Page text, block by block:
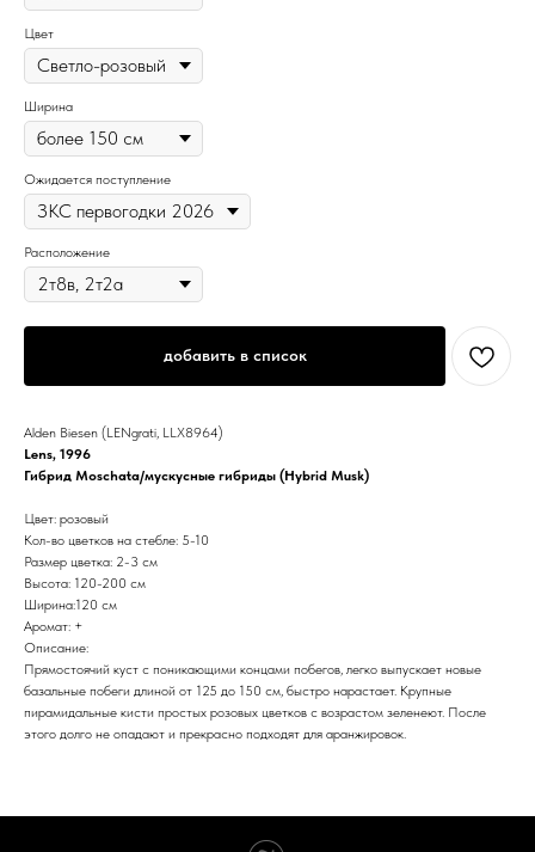
Цвет
Ширина
Ожидается поступление
Расположение
добавить в список
Alden Biesen (LENgrati, LLX8964)
Lens, 1996
Гибрид Moschata/мускусные гибриды (Hybrid Musk)
Цвет: розовый
Кол-во цветков на стебле: 5-10
Размер цветка: 2-3 см
Высота: 120-200 см
Ширина:120 см
Аромат: +
Описание:
Прямостоячий куст с поникающими концами побегов, легко выпускает новые
базальные побеги длиной от 125 до 150 см, быстро нарастает. Крупные
пирамидальные кисти простых розовых цветков с возрастом зеленеют. После
этого долго не опадают и прекрасно подходят для аранжировок.